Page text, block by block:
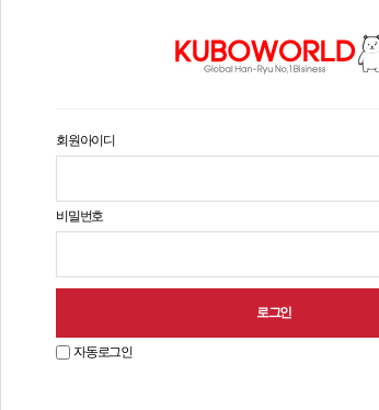
회원아이디
비밀번호
자동로그인